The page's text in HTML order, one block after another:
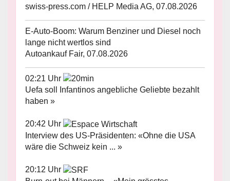
swiss-press.com / HELP Media AG, 07.08.2026
E-Auto-Boom: Warum Benziner und Diesel noch
lange nicht wertlos sind
Autoankauf Fair, 07.08.2026
02:21 Uhr
Uefa soll Infantinos angebliche Geliebte bezahlt
haben »
20:42 Uhr
Interview des US-Präsidenten: «Ohne die USA
wäre die Schweiz kein ... »
20:12 Uhr